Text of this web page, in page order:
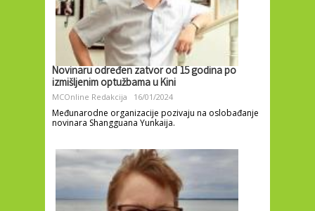
Novinaru određen zatvor od 15 godina po
izmišljenim optužbama u Kini
MCOnline Redakcija 16/01/2024
Međunarodne organizacije pozivaju na oslobađanje
novinara Shangguana Yunkaija.